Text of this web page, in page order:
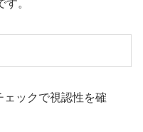
。
ックで視認性を確